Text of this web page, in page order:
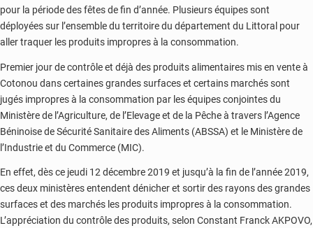
pour la période des fêtes de fin d’année. Plusieurs équipes sont
déployées sur l’ensemble du territoire du département du Littoral pour
aller traquer les produits impropres à la consommation.
Premier jour de contrôle et déjà des produits alimentaires mis en vente à
Cotonou dans certaines grandes surfaces et certains marchés sont
jugés impropres à la consommation par les équipes conjointes du
Ministère de l’Agriculture, de l’Elevage et de la Pêche à travers l’Agence
Béninoise de Sécurité Sanitaire des Aliments (ABSSA) et le Ministère de
l’Industrie et du Commerce (MIC).
En effet, dès ce jeudi 12 décembre 2019 et jusqu’à la fin de l’année 2019,
ces deux ministères entendent dénicher et sortir des rayons des grandes
surfaces et des marchés les produits impropres à la consommation.
L’appréciation du contrôle des produits, selon Constant Franck AKPOVO,